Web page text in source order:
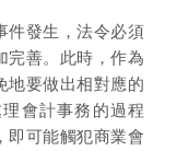
件發生，法令必須
完善。此時，作為
地要做出相對應的
會計事務的過程
即可能觸犯商業會